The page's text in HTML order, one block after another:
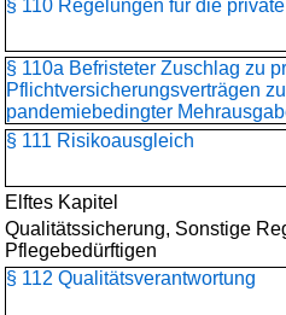
§ 110 Regelungen für die
§ 110a Befristeter Zuschlag zu
Pflichtversicherungsverträgen
pandemiebedingter
§ 111 Risikoausgleich
Elftes Kapitel
Qualitätssicherung, Sonstige
Pflegebedürftigen
§ 112 Qualitätsverantwortung